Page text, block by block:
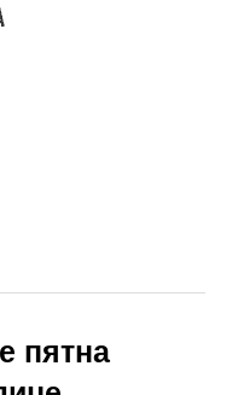
пятна